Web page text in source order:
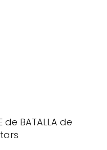
de BATALLA de